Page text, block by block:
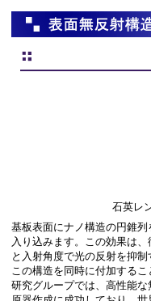
石英レ
基板表面にナノ構造の円錐
入り込みます。この効果は
と入射角度で光の反射を抑
この構造を同時に付加する
研究グループでは、高性能